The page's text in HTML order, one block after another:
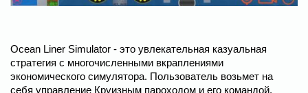
Ocean Liner Simulator - это увлекательная казуальная
стратегия с многочисленными вкраплениями
экономического симулятора. Пользователь возьмет на
себя управление Круизным пароходом и его командой,